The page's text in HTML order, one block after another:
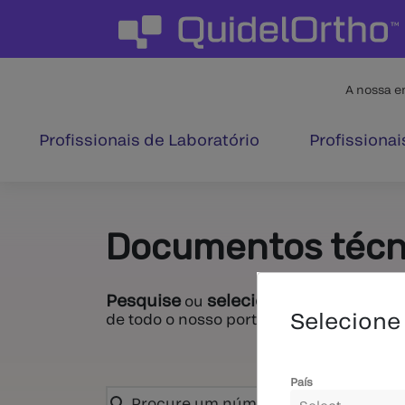
A nossa
Profissionais de Laboratório
Documentos
Pesquise ou selecione uma categoria
de todo o nosso portfólio.
País